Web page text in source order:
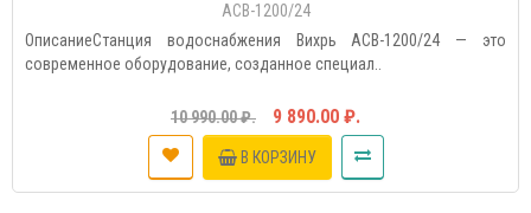
ACB-1200/24
ОписаниеСтанция водоснабжения Вихрь АСВ-1200/24 — это
современное оборудование, созданное специал..
10 990.00 ₽. 9 890.00 ₽.
В КОРЗИНУ